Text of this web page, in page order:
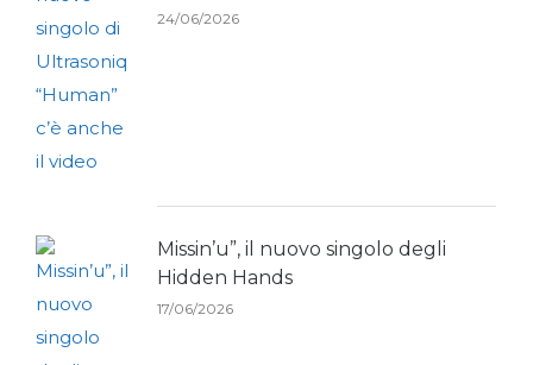
24/06/2026
Missin’u”, il nuovo singolo degli
Hidden Hands
17/06/2026